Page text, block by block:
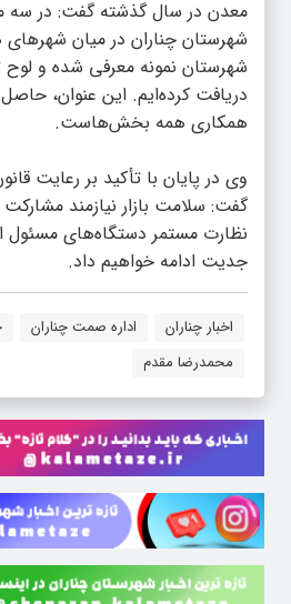
معدن در سال گذشته گفت: در سه
شهرستان چناران در میان
شهرستان نمونه معرفی شده و لوح
دریافت کرده‌ایم. این عنوان،
همکاری همه بخش‌هاست.
وی در پایان با تأکید بر رعایت
گفت: سلامت بازار نیازمند
نظارت مستمر دستگاه‌های مسئول
جدیت ادامه خواهیم داد.
اخبار چناران اداره صمت چناران
محمدرضا مقدم